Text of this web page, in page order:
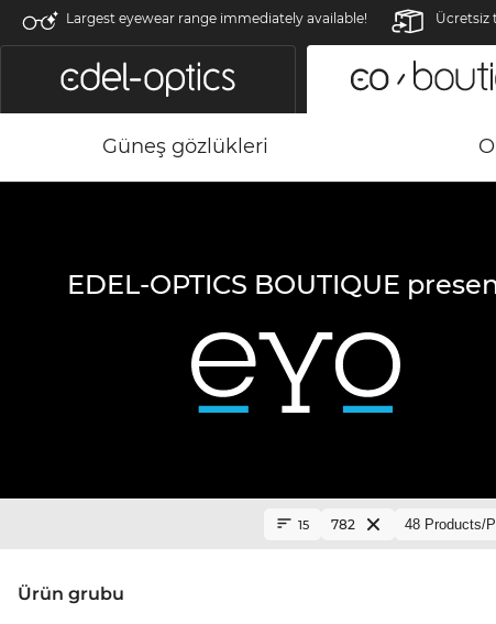
Largest eyewear range immediately available! Ücretsiz
Güneş gözlükleri
EDEL-OPTICS BOUTIQUE
ürün grubu
15 782